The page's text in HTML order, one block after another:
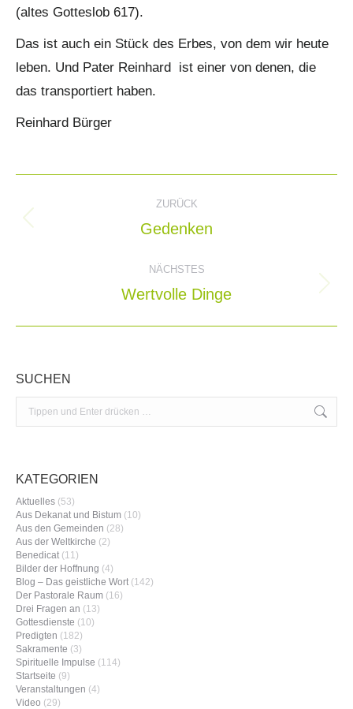
(altes Gotteslob 617).
Das ist auch ein Stück des Erbes, von dem wir heute
leben. Und Pater Reinhard ist einer von denen, die
das transportiert haben.
Reinhard Bürger
Kommentarnavigation
ZURÜCK
Vorheriger
Gedenken
NÄCHSTES
Nächster
Wertvolle Dinge
SUCHEN
KATEGORIEN
Aktuelles (53)
Aus Dekanat und Bistum (10)
Aus den Gemeinden (28)
Aus der Weltkirche (2)
Benedicat(11)
Bilder der Hoffnung (4)
Blog – Das geistliche Wort(142)
Der Pastorale Raum (16)
Drei Fragen an (13)
Gottesdienste (10)
Predigten (182)
Sakramente (3)
Spirituelle Impulse (114)
Startseite (9)
Veranstaltungen (4)
Video (29)